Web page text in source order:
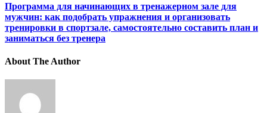
Программа для начинающих в тренажерном зале для
мужчин: как подобрать упражнения и организовать
тренировки в спортзале, самостоятельно составить план и
заниматься без тренера
About The Author